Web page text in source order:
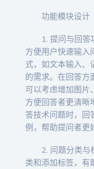
功能模块设计
1. 提问与回答
方便用户快速输入
式，如文本输入、
的需求。在回答方
可以考虑增加图片
方便回答者更清晰
答技术问题时，回
例，帮助提问者更
2. 问题分类与
类和添加标签，有